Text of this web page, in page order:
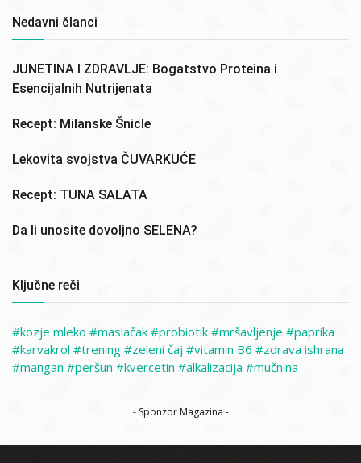
Nedavni članci
JUNETINA I ZDRAVLJE: Bogatstvo Proteina i
Esencijalnih Nutrijenata
Recept: Milanske Šnicle
Lekovita svojstva ČUVARKUĆE
Recept: TUNA SALATA
Da li unosite dovoljno SELENA?
Ključne reči
kozje mleko maslačak probiotik mršavljenje
paprika
karvakrol
trening zeleni čaj vitamin B6
zdrava ishrana
mangan
peršun kvercetin alkalizacija mučnina
- Sponzor Magazina -